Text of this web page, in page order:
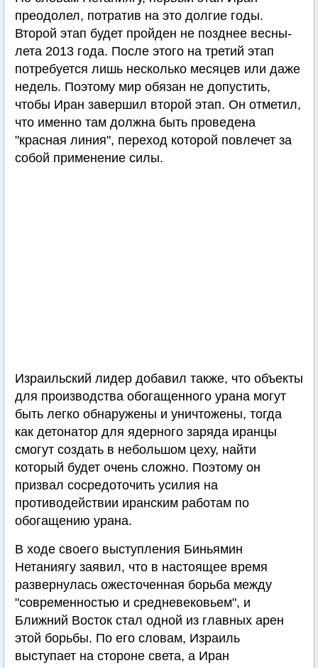
преодолел, потратив на это долгие годы.
Второй этап будет пройден не позднее весны-
лета 2013 года. После этого на третий этап
потребуется лишь несколько месяцев или даже
недель. Поэтому мир обязан не допустить,
чтобы Иран завершил второй этап. Он отметил,
что именно там должна быть проведена
"красная линия", переход которой повлечет за
собой применение силы.
Израильский лидер добавил также, что объекты
для производства обогащенного урана могут
быть легко обнаружены и уничтожены, тогда
как детонатор для ядерного заряда иранцы
смогут создать в небольшом цеху, найти
который будет очень сложно. Поэтому он
призвал сосредоточить усилия на
противодействии иранским работам по
обогащению урана.
В ходе своего выступления Биньямин
Нетаниягу заявил, что в настоящее время
развернулась ожесточенная борьба между
"современностью и средневековьем", и
Ближний Восток стал одной из главных арен
этой борьбы. По его словам, Израиль
выступает на стороне света, а Иран